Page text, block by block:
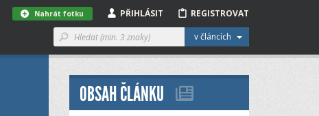
v článcích
REGISTROVAT
PŘIHLÁSIT
Nahrát fotku
OBSAH ČLÁNKU